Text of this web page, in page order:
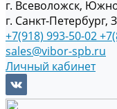
г. Всеволожск,
г. Санкт-Петербург,
+7(918) 993-50-02
sales@vibor-spb.ru
Личный кабинет